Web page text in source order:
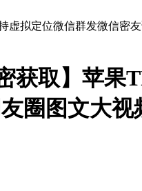
获取】苹果
圈图文大视